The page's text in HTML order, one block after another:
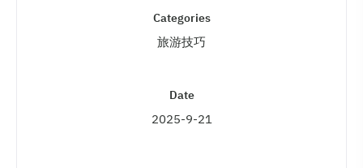
Categories
旅游技巧
Date
2025-9-21